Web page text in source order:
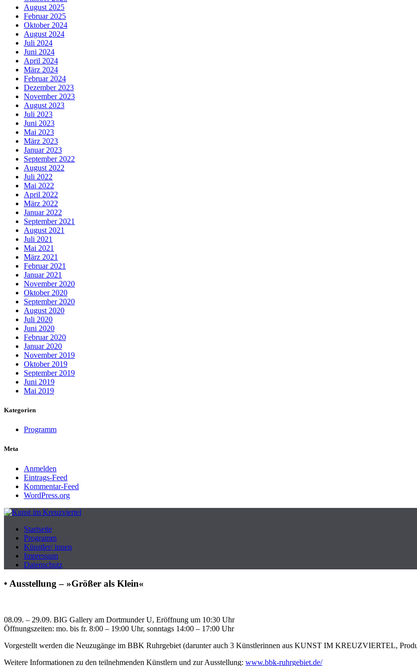
August 2025
Februar 2025
Oktober 2024
August 2024
Juli 2024
Juni 2024
April 2024
März 2024
Februar 2024
Dezember 2023
November 2023
August 2023
Juli 2023
Juni 2023
Mai 2023
März 2023
Januar 2023
September 2022
August 2022
Juli 2022
Mai 2022
April 2022
März 2022
Januar 2022
September 2021
August 2021
Juli 2021
Mai 2021
März 2021
Februar 2021
Januar 2021
November 2020
Oktober 2020
September 2020
August 2020
Juli 2020
Juni 2020
Februar 2020
Januar 2020
November 2019
Oktober 2019
September 2019
Juni 2019
Mai 2019
Kategorien
Programm
Meta
Anmelden
Eintrags-Feed
Kommentar-Feed
WordPress.org
Kunst im Kreuzviertel
Produzenten-Galerie 42
Startseite
Programm
Künstler/ innen
Impressum
Datenschutz
• Ausstellung – »Größer als Klein«
08.09. – 29.09. BIG Gallery am Dortmunder U, Eröffnung um 10:30 Uhr
Öffnungszeiten: mo. bis fr. 8:00 – 19:00 Uhr, sonntags 14:00 – 17:00 Uhr
Vorgestellt werden die Neuzugänge im BBK Ruhrgebiet (darunter auch 3 Künstlerinnen aus KUNST IM KREUZVIERTEL,
Weitere Informationen zu den teilnehmenden Künstlern und zur Ausstellung: www.bbk-ruhrgebiet.de/